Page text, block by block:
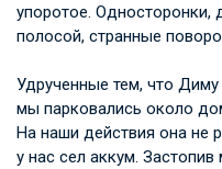
упоротое. Односторонки,
полосой, странные
Удрученные тем, что
мы парковались около
На наши действия она не
у нас сел аккум. Застопив